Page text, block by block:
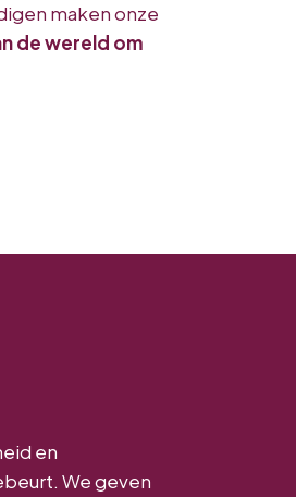
maken onze
de wereld om
en
We geven